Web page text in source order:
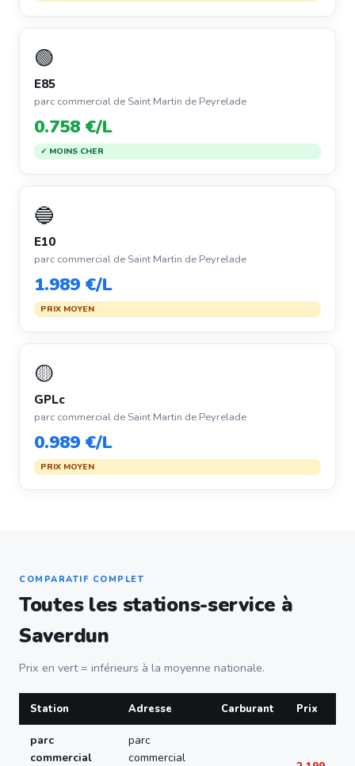
🟢
E85
parc commercial de Saint Martin de Peyrelade
0.758 €/L
✓ MOINS CHER
🔵
E10
parc commercial de Saint Martin de Peyrelade
1.989 €/L
PRIX MOYEN
🟡
GPLc
parc commercial de Saint Martin de Peyrelade
0.989 €/L
PRIX MOYEN
COMPARATIF COMPLET
Toutes les stations-service à
Saverdun
Prix en vert = inférieurs à la moyenne nationale.
Station Adresse Carburant Prix
parc
commercial
parc
commercial